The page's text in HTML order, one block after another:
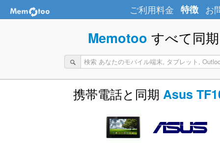
ご利用料金 特徴 お
Memotoo すべて同
携帯電話と同期 Asus